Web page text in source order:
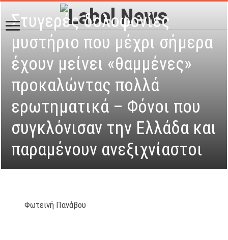
Στυγερές δολοφονίες
μυστήριο που μέχρι σήμερα
έχουν μείνει «θαμμένες»
προκαλώντας πολλά
ερωτηματικά – Φόνοι που
συγκλόνισαν την Ελλάδα και
παραμένουν ανεξιχνίαστοι
Φωτεινή Πανάβου